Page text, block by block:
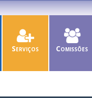
Serviços Comissões